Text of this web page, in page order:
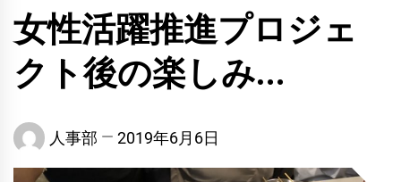
女性活躍推進プロジェ
クト後の楽しみ…
人事部 2019年6月6日